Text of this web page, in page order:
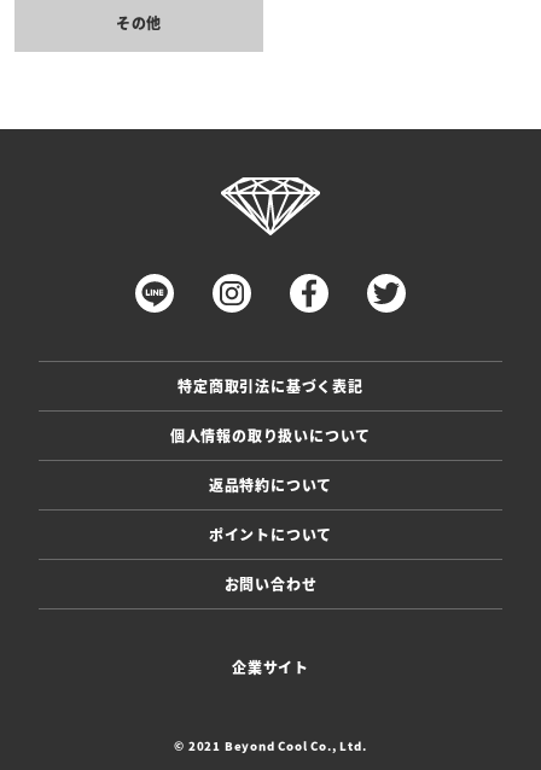
その他
特定商取引法に基づく表記
個人情報の取り扱いについて
返品特約について
ポイントについて
お問い合わせ
企業サイト
© 2021 Beyond Cool Co., Ltd.